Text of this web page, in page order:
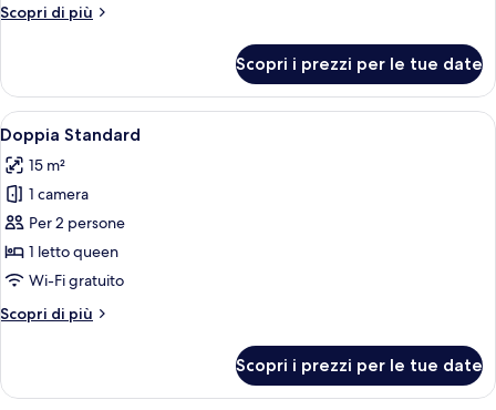
Scopri di più
Altri
Economy
Scopri i prezzi per le tue date
Apri
tutte
le
foto
per
Doppia
Standard
Una camera d'albergo moderna con
7
Doppia Standard
15 m²
1 camera
Per 2 persone
1 letto queen
Wi-Fi gratuito
Scopri di più
Altri
Standard
Scopri i prezzi per le tue date